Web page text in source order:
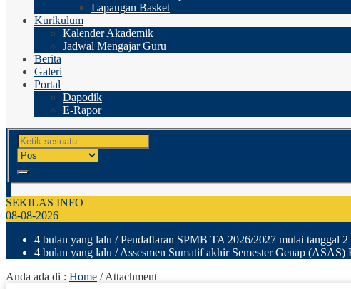
Lapangan Basket
Kurikulum
Kalender Akademik
Jadwal Mengajar Guru
Berita
Galeri
Portal
Dapodik
E-Rapor
SEKILAS INFO
08-08-2026
4 bulan yang lalu / Pendaftaran SPMB TA 2026/2027 mulai tanggal
4 bulan yang lalu / Assesmen Sumatif akhir Semester Genap
Anda ada di : Home / Attachment